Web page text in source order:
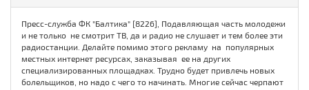
Пресс-служба ФК "Балтика" [8226], Подавляющая часть молодежи
и не только не смотрит ТВ, да и радио не слушает и тем более эти
радиостанции. Делайте помимо этого рекламу на популярных
местных интернет ресурсах, заказывая ее на других
специализированных площадках. Трудно будет привлечь новых
болельщиков, но надо с чего то начинать. Многие сейчас черпают